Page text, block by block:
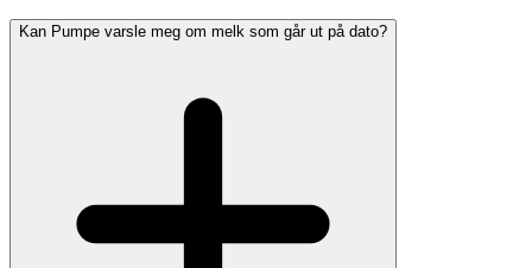
Kan Pumpe varsle meg om melk som går ut på dato?